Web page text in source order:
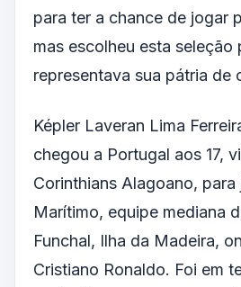
para ter a chance de jogar
mas escolheu esta seleção
representava sua pátria de
Képler Laveran Lima
chegou a Portugal aos 17,
Corinthians Alagoano, para
Marítimo, equipe mediana
Funchal, Ilha da Madeira,
Cristiano Ronaldo. Foi em